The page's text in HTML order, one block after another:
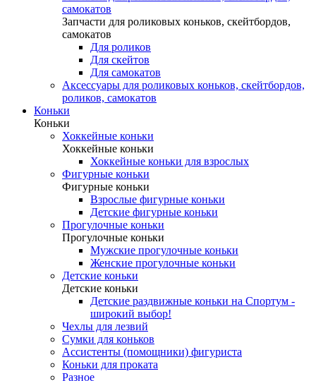
самокатов
Запчасти для роликовых коньков, скейтбордов,
самокатов
Для роликов
Для скейтов
Для самокатов
Аксессуары для роликовых коньков, скейтбордов,
роликов, самокатов
Коньки
Коньки
Хоккейные коньки
Хоккейные коньки
Хоккейные коньки для взрослых
Фигурные коньки
Фигурные коньки
Взрослые фигурные коньки
Детские фигурные коньки
Прогулочные коньки
Прогулочные коньки
Мужские прогулочные коньки
Женские прогулочные коньки
Детские коньки
Детские коньки
Детские раздвижные коньки на Спортум -
широкий выбор!
Чехлы для лезвий
Сумки для коньков
Ассистенты (помощники) фигуриста
Коньки для проката
Разное